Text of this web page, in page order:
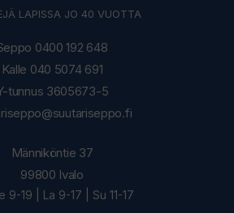
LAPISSA JO 40 VUOTTA
0400 192 648
Kalle 040 5074 691
tunnus 3605673-5
Männiköntie 37
99800 Ivalo
9-19 | La 9-17 | Su 11-17